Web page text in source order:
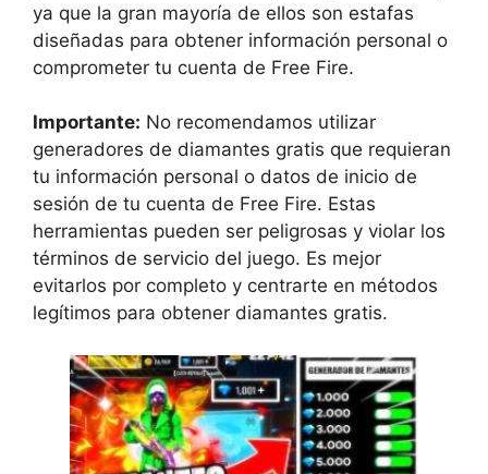
ya que la gran mayoría de ellos son estafas
diseñadas para obtener información personal o
comprometer tu cuenta de Free Fire.
Importante: No recomendamos utilizar
generadores de diamantes gratis que requieran
tu información personal o datos de inicio de
sesión de tu cuenta de Free Fire. Estas
herramientas pueden ser peligrosas y violar los
términos de servicio del juego. Es mejor
evitarlos por completo y centrarte en métodos
legítimos para obtener diamantes gratis.